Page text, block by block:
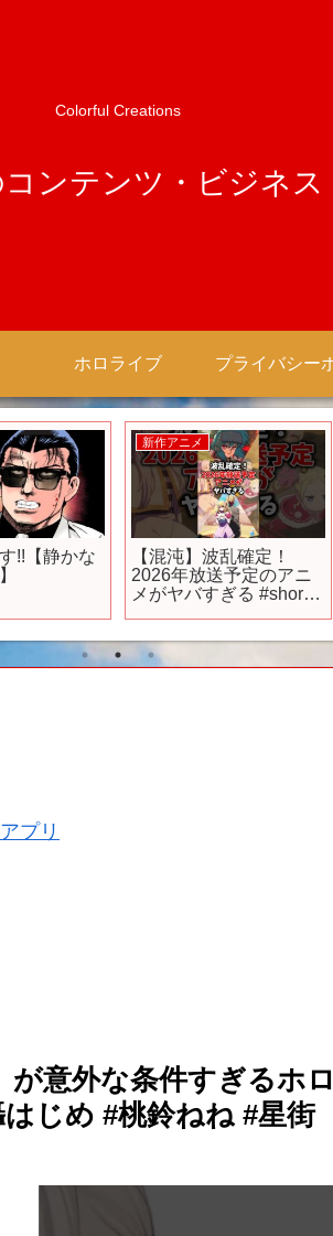
Colorful Creations
コンテンツ・ビジネス
ホロライブ
!!【静かな
新作アニメ
【混沌】波乱確定！
2026年放送予定のアニ
メがヤバすぎる #shorts
プリ
意外な条件すぎるホロ
じめ #桃鈴ねね #星街